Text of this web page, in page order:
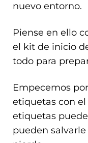
nuevo entorno.
Piense en ello
el kit de inicio
todo para
Empecemos
etiquetas con
etiquetas
pueden